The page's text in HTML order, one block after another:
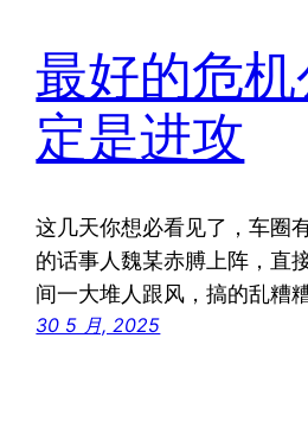
最好的危
定是进攻
这几天你想必看见了，车圈
的话事人魏某赤膊上阵，直
间一大堆人跟风，搞的乱糟
30 5 月, 2025